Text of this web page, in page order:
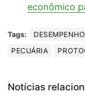
econômico
Tags:
PECUÁRIA
Notícias